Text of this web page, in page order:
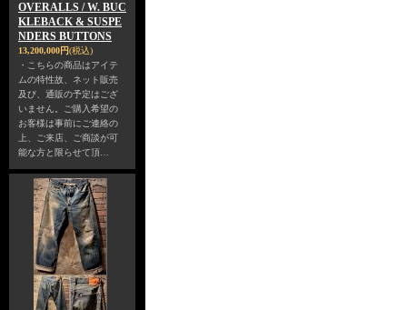
OVERALLS / W. BUC
KLEBACK & SUSPE
NDERS BUTTONS
13,200,000円(税込)
・こちらの商品はアイテ
ムの特性故、ネット販売
及び、通販の予定はござ
いません。ご購入希望の
お客様は事前にご連絡の
上、ご来店、ご商談が可
能な方と限らせて頂…